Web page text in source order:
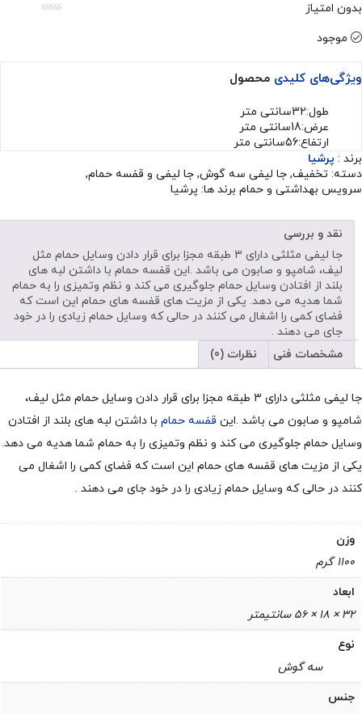
بدون امتیاز
موجود
ویژگی‌های کلیدی محصول
طول:32سانتی متر
عرض:18سانتی متر
ارتفاع:56سانتی متر
برند : پرشیا
دسته: تخفیف, جا لیفی سه گوش, جا لیفی و قفسه حمام,
سرویس بهداشتی و حمام برند ها: پرشیا
نقد و بررسی
جا لیفی مثلثی دارای ۳ طبقه مجزا برای قرار دادن وسایل حمام مثل
لیف، شامپو و صابون می باشد .این قفسه حمام با داشتن لبه های
بلند از افتادن وسایل حمام جلوگیری می کند و نظم وتمیزی را به حمام
شما هدیه می دهد. یکی از مزیت های قفسه های حمام این است که
فضای کمی را اشغال می کنند در حالی که وسایل حمام زیادی را در خود
جای می دهند .
مشخصات فنی
نظرات (0)
جا لیفی مثلثی دارای ۳ طبقه مجزا برای قرار دادن وسایل حمام مثل لیف،
شامپو و صابون می باشد .این قفسه حمام با داشتن لبه های بلند از افتادن
وسایل حمام جلوگیری می کند و نظم وتمیزی را به حمام شما هدیه می دهد.
یکی از مزیت های قفسه های حمام این است که فضای کمی را اشغال می
کنند در حالی که وسایل حمام زیادی را در خود جای می دهند .
وزن
1100 گرم
ابعاد
32 × 18 × 56 سانتیمتر
نوع
سه گوش
جنس